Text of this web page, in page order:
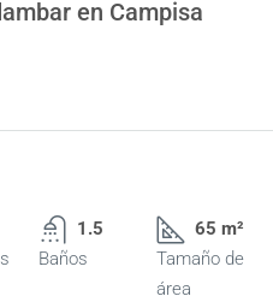
en Campisa
1.5
Baños
65 m²
Tamaño de
área